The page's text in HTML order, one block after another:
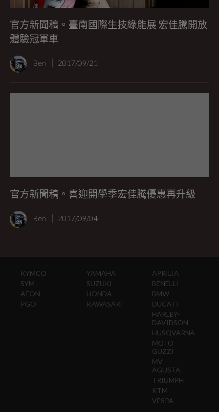
官方新聞稿。臺南國際生技綠能展 宏佳騰開放
體驗冠軍車
Ben 2017/09/21
官方新聞稿。喜迎開學季宏佳騰優惠再升級
Ben 2017/09/04
KYMCO
SYM
AEON
PGO
YAMAHA
SUZUKI
HONDA
KAWASAKI
APRILIA
BENELLI
BMW
DUCATI
HARLEY-
DAVIDSON
HUSQVARNA
MOTO
GUZZI
MV
AGUSTA
TRIUMPH
KTM
VESPA